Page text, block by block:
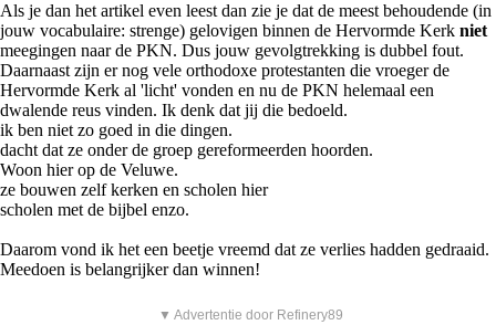
Als je dan het artikel even leest dan zie je dat de meest behoudende (in
jouw vocabulaire: strenge) gelovigen binnen de Hervormde Kerk niet
meegingen naar de PKN. Dus jouw gevolgtrekking is dubbel fout.
Daarnaast zijn er nog vele orthodoxe protestanten die vroeger de
Hervormde Kerk al 'licht' vonden en nu de PKN helemaal een
dwalende reus vinden. Ik denk dat jij die bedoeld.
ik ben niet zo goed in die dingen.
dacht dat ze onder de groep gereformeerden hoorden.
Woon hier op de Veluwe.
ze bouwen zelf kerken en scholen hier
scholen met de bijbel enzo.
Daarom vond ik het een beetje vreemd dat ze verlies hadden gedraaid.
Meedoen is belangrijker dan winnen!
▼ Advertentie door Refinery89